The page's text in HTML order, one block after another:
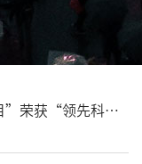
万里数据库“国产OLTP数据库创新项目”荣获“领先科技成果奖”